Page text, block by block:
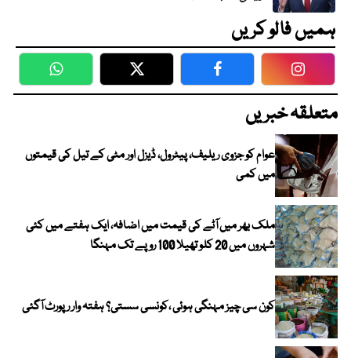
ہمیں فالو کریں
WhatsApp Twitter Facebook
متعلقہ خبریں
عوام کو جزوی ریلیف، پیٹرول، ڈیزل اور مٹی کے تیل کی قیمتوں
میں کمی
ملک بھر میں آٹے کی قیمت میں اضافہ، ایک ہفتے میں کئی
شہروں میں 20 کلو تھیلا 100 روپے تک مہنگا
کون سی چیز مہنگی ہوئی ،کونسی سستی؟ ہفتہ وار رپورٹ آگئی